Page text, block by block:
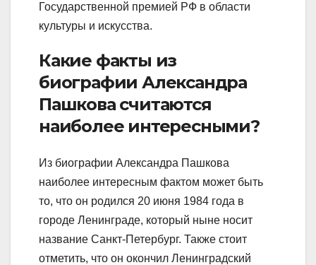
Государственной премией РФ в области
культуры и искусства.
Какие факты из
биографии Александра
Пашкова считаются
наиболее интересными?
Из биографии Александра Пашкова
наиболее интересным фактом может быть
то, что он родился 20 июня 1984 года в
городе Ленинграде, который ныне носит
название Санкт-Петербург. Также стоит
отметить, что он окончил Ленинградский